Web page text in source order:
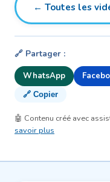
← Toutes les
🔗 Partager :
WhatsApp
🔗 Copier
🤖 Contenu créé avec
savoir plus